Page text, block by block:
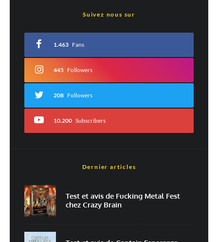
*
Commentaire*
E-mail*
Suivez nous sur
1.463 Fans
445 Followers
208 Followers
10.200 Subscribers
Dernier articles
Test et avis de Fucking Metal Fest
chez Crazy Brain